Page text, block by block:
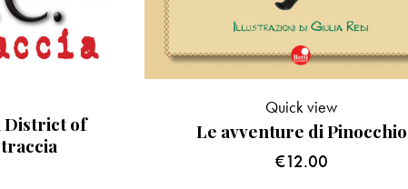
District of
Le avventure di Pinocchio
€12.00
Quick view